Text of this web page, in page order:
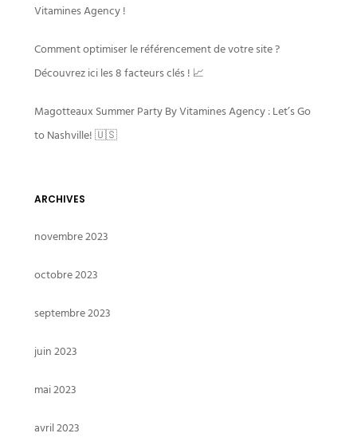
Vitamines Agency !
Comment optimiser le référencement de votre site ?
Découvrez ici les 8 facteurs clés ! 📈
Magotteaux Summer Party By Vitamines Agency : Let’s Go
to Nashville! 🇺🇸
ARCHIVES
novembre 2023
octobre 2023
septembre 2023
juin 2023
mai 2023
avril 2023